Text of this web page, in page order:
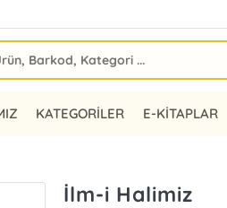
KATEGORİLER E-KİTAPLAR
İlm-i Halimiz